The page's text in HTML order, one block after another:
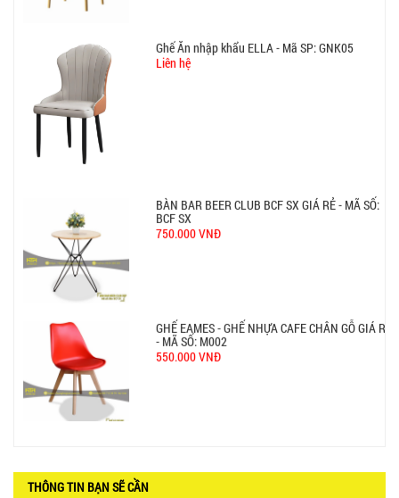
GHẾ EAMES - GHẾ NHỰA CAFE CHÂN GỖ GIÁ RẺ
- MÃ SỐ: M002
GHẾ XẾP GẤP GIÁ RẺ - MÃ SỐ: X001
380.000 VNĐ
THÔNG TIN BẠN SẼ CẦN